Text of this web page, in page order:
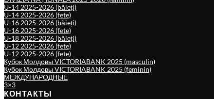
U-14 2025-2026 (băieți)
U-14 2025-2026 (fete)
U-16 2025-2026 (băieți)
U-16 2025-2026 (fete)
U-18 2025-2026 (băieți)
U-12 2025-2026 (fete)
U-12 2025-2026 (fete)
Кубок Молдовы VICTORIABANK 2025 (masculin)
Кубок Молдовы VICTORIABANK 2025 (feminin)
МЕЖДУНАРОДНЫЕ
3×3
КОНТАКТЫ